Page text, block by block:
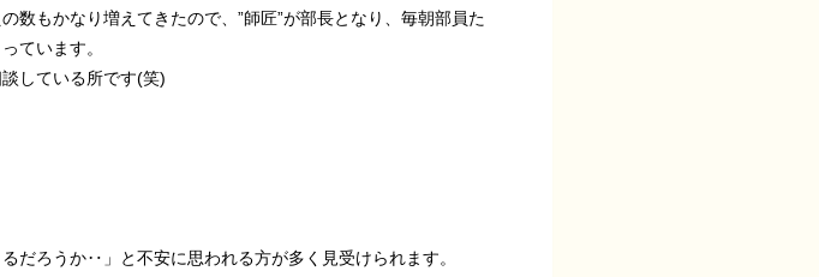
数もかなり増えてきたので、”師匠”が部長となり、毎朝部員た
ています。
している所です(笑)
だろうか‥」と不安に思われる方が多く見受けられます。